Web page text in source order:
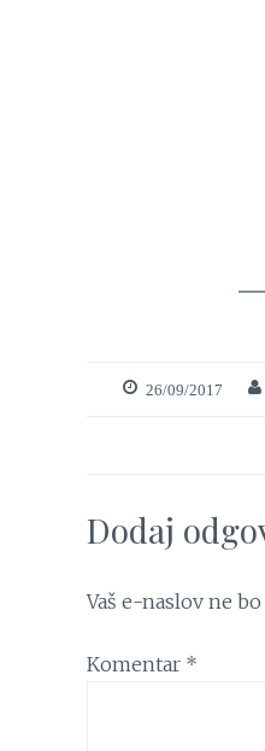
26/09/2017
Dodaj
Vaš e-naslov ne
Komentar *